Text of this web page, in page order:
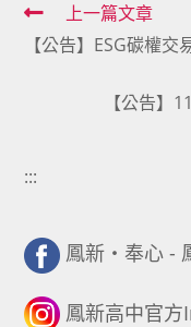
Read
more
上一篇文章
【公告】ESG碳權
【公告】
:::
鳳新・奉心 -
鳳新高中官